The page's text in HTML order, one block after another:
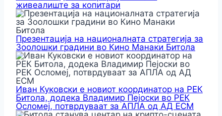
живеалиште за копитари
Презентација на националната стратегија за
Зоолошки градини во Кино Манаки Битола
Иван Куковски е новиот координатор на РЕК
Битола, додека Владимир Пејоски во РЕК
Осломеј, потврдуваат за АПЛА од АД ЕСМ